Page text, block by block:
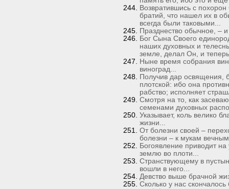
Возвратившись с
братий, что нашел их в
всегда были таковыми...
Празднество обычное, –
Бог Сына Своего
наших духовных и
земле, делал Он, и теперь
Ныне время собрания
виноград...
Получив дар освящения,
плотской: ибо она
рабство; исполняет
Смотря на то, как
семенами духовных
Указывает, коль велико
жизни...
От болезни своей –
болезни – к мукам
Богоявление приводит
землю во плоти...
Странствующему в
вошли в него...
Девство выше брачной
Сколько у нас